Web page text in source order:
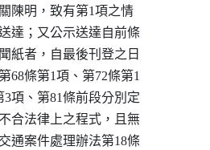
陳明，致有第1項之情
達；又公示送達自前條
紙者，自最後刊登之日
68條第1項、第72條第1
3項、第81條前段分別定
合法律上之程式，且無
通案件處理辦法第18條